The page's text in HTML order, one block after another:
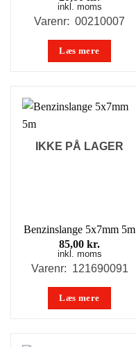
inkl. moms
Varenr: 00210007
Læs mere
IKKE PÅ LAGER
Benzinslange 5x7mm 5m
85,00 kr.
inkl. moms
Varenr: 121690091
Læs mere